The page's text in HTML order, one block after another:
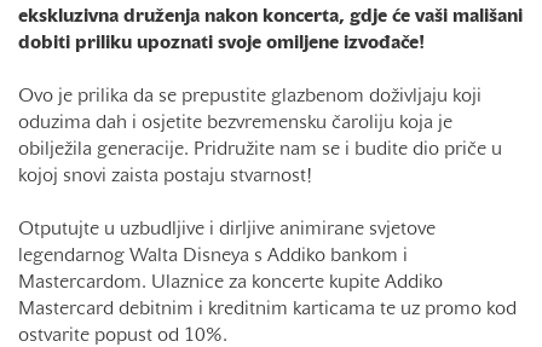
ekskluzivna druženja nakon koncerta, gdje će vaši mališani
dobiti priliku upoznati svoje omiljene izvođače!
Ovo je prilika da se prepustite glazbenom doživljaju koji
oduzima dah i osjetite bezvremensku čaroliju koja je
obilježila generacije. Pridružite nam se i budite dio priče u
kojoj snovi zaista postaju stvarnost!
Otputujte u uzbudljive i dirljive animirane svjetove
legendarnog Walta Disneya s Addiko bankom i
Mastercardom. Ulaznice za koncerte kupite Addiko
Mastercard debitnim i kreditnim karticama te uz promo kod
ostvarite popust od 10%.